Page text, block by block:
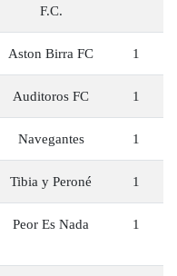
F.C.
Aston Birra FC 1
Auditoros FC 1
Navegantes 1
Tibia y Peroné 1
Peor Es Nada 1